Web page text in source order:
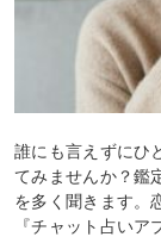
誰にも言えずにひ
てみませんか？鑑
を多く聞きます。
『チャット占い